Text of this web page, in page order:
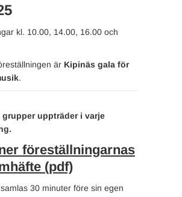
kl. 10.00, 14.00, 16.00 och
är Kipinäs gala för
.
grupper uppträder i varje
föreställningarnas
(pdf)
30 minuter före sin egen